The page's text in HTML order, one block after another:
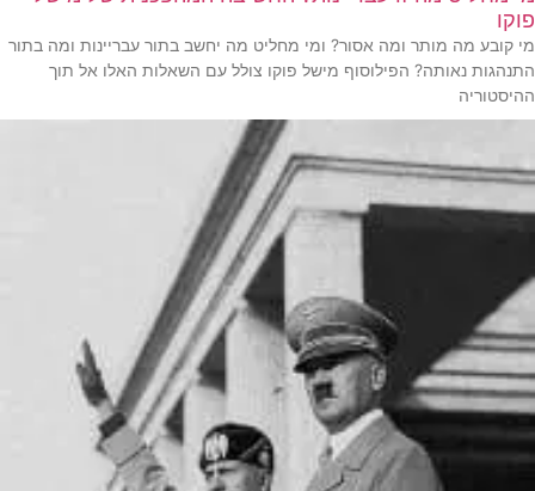
פוקו
מי קובע מה מותר ומה אסור? ומי מחליט מה יחשב בתור עבריינות ומה בתור
התנהגות נאותה? הפילוסוף מישל פוקו צולל עם השאלות האלו אל תוך
ההיסטוריה